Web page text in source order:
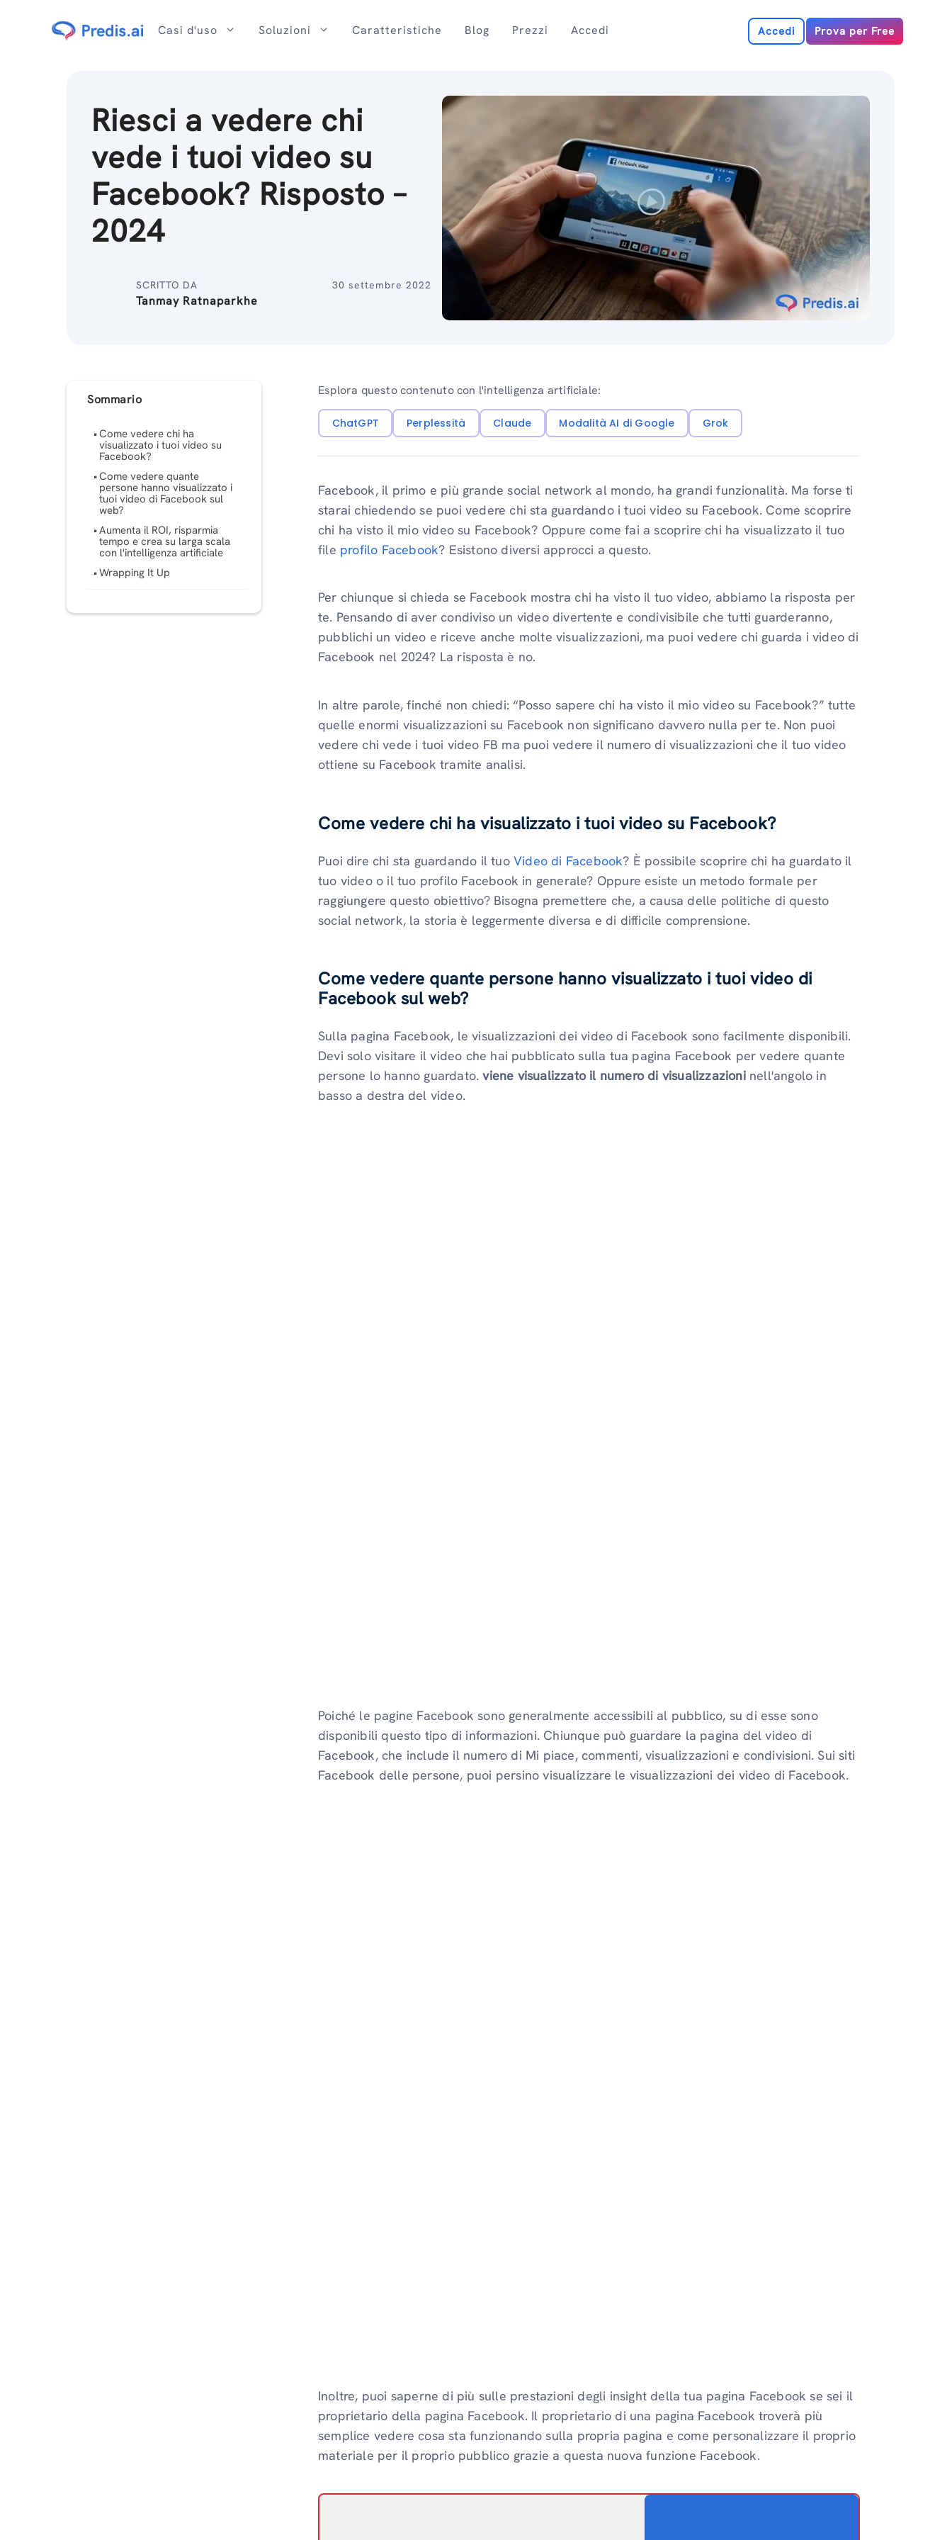
Casi d'uso Soluzioni Caratteristiche Blog Prezzi Accedi Accedi Prova per Free
Riesci a vedere chi
vede i tuoi video su
Facebook? Risposto –
2024
SCRITTO DA
Tanmay Ratnaparkhe
30 settembre 2022
Sommario
Come vedere chi ha
visualizzato i tuoi video su
Facebook?
Come vedere quante
persone hanno visualizzato i
tuoi video di Facebook sul
web?
Aumenta il ROI, risparmia
tempo e crea su larga scala
con l'intelligenza artificiale
Wrapping It Up
Esplora questo contenuto con l'intelligenza artificiale:
ChatGPT Perplessità Claude Modalità AI di Google Grok
Facebook, il primo e più grande social network al mondo, ha grandi funzionalità. Ma forse ti
starai chiedendo se puoi vedere chi sta guardando i tuoi video su Facebook. Come scoprire
chi ha visto il mio video su Facebook? Oppure come fai a scoprire chi ha visualizzato il tuo
file profilo Facebook? Esistono diversi approcci a questo.
Per chiunque si chieda se Facebook mostra chi ha visto il tuo video, abbiamo la risposta per
te. Pensando di aver condiviso un video divertente e condivisibile che tutti guarderanno,
pubblichi un video e riceve anche molte visualizzazioni, ma puoi vedere chi guarda i video di
Facebook nel 2024? La risposta è no.
In altre parole, finché non chiedi: “Posso sapere chi ha visto il mio video su Facebook?” tutte
quelle enormi visualizzazioni su Facebook non significano davvero nulla per te. Non puoi
vedere chi vede i tuoi video FB ma puoi vedere il numero di visualizzazioni che il tuo video
ottiene su Facebook tramite analisi.
Come vedere chi ha visualizzato i tuoi video su Facebook?
Puoi dire chi sta guardando il tuoVideo di Facebook? È possibile scoprire chi ha guardato il
tuo video o il tuo profilo Facebook in generale? Oppure esiste un metodo formale per
raggiungere questo obiettivo? Bisogna premettere che, a causa delle politiche di questo
social network, la storia è leggermente diversa e di difficile comprensione.
Come vedere quante persone hanno visualizzato i tuoi video di
Facebook sul web?
Sulla pagina Facebook, le visualizzazioni dei video di Facebook sono facilmente disponibili.
Devi solo visitare il video che hai pubblicato sulla tua pagina Facebook per vedere quante
persone lo hanno guardato.viene visualizzato il numero di visualizzazioninell'angolo in
basso a destra del video.
Poiché le pagine Facebook sono generalmente accessibili al pubblico, su di esse sono
disponibili questo tipo di informazioni. Chiunque può guardare la pagina del video di
Facebook, che include il numero di Mi piace, commenti, visualizzazioni e condivisioni. Sui siti
Facebook delle persone, puoi persino visualizzare le visualizzazioni dei video di Facebook.
Inoltre, puoi saperne di più sulle prestazioni degli insight della tua pagina Facebook se sei il
proprietario della pagina Facebook. Il proprietario di una pagina Facebook troverà più
semplice vedere cosa sta funzionando sulla propria pagina e come personalizzare il proprio
materiale per il proprio pubblico grazie a questa nuova funzione Facebook.